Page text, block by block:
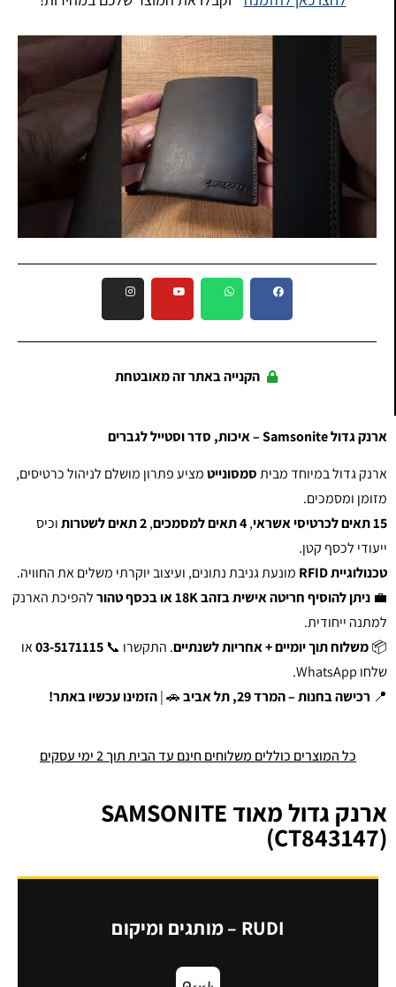
הקנייה באתר זה מאובטחת
ארנק גדול Samsonite – איכות, סדר וסטייל לגברים
ארנק גדול במיוחד מביתסמסונייטמציע פתרון מושלם לניהול כרטיסים,
מזומן ומסמכים.
15 תאים לכרטיסי אשראי
,4 תאים למסמכים ,2 תאים לשטרות
וכיס
ייעודי לכסף קטן.
טכנולוגיית RFID
מונעת גניבת נתונים, ועיצוב יוקרתי משלים את החוויה.
💼 ניתן להוסיף חריטה אישית בזהב 18K או בכסף טהור
להפיכת הארנק
למתנה ייחודית.
📦משלוח תוך יומיים + אחריות לשנתיים. התקשרו 📞 03-5171115או
שלחו WhatsApp.
📍 רכישה בחנות – המרד 29, תל אביב 🚗 |הזמינו עכשיו באתר!
כל המוצרים כוללים משלוחים חינם עד הבית תוך 2 ימי עסקים
ארנק גדול מאוד SAMSONITE
(CT843147)
RUDI – מותגים ומיקום